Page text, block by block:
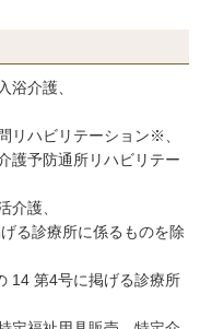
浴介護、
リハビリテーション※、
護予防通所リハビリテー
介護、
る診療所に係るものを除
14 第4号に掲げる診療所